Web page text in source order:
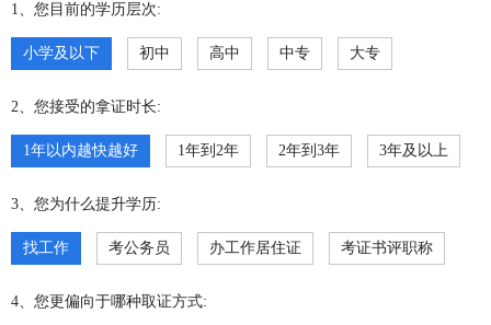
1、您目前的学历层次:
小学及以下 初中 高中 中专 大专
2、您接受的拿证时长:
1年以内越快越好 1年到2年 2年到3年 3年及以上
3、您为什么提升学历:
找工作 考公务员 办工作居住证 考证书评职称
4、您更偏向于哪种取证方式: